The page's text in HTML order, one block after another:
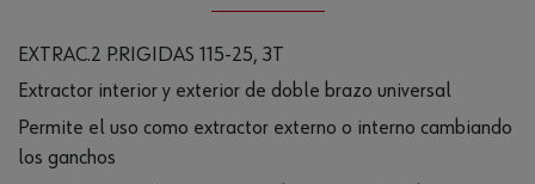
EXTRAC.2 P.RIGIDAS 115-25, 3T
Extractor interior y exterior de doble brazo universal
Permite el uso como extractor externo o interno cambiando
los ganchos